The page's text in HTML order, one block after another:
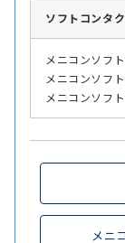
ソフト コンタ
メニコンソフ
メニコンソフ
メニコンソフ
メニ